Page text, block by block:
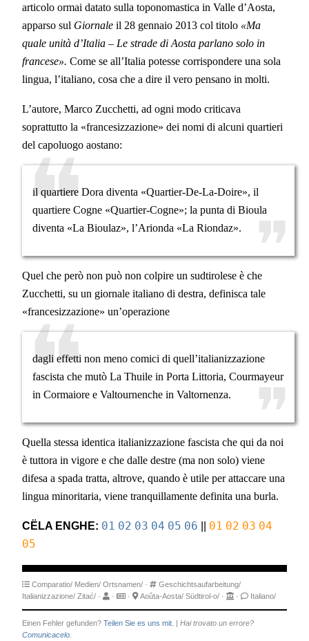
articolo ormai datato sulla toponomastica in Valle d’Aosta,
apparso sul Giornale il 28 gennaio 2013 col titolo «Ma
quale unità d’Italia – Le strade di Aosta parlano solo in
francese». Come se all’Italia potesse corrispondere una sola
lingua, l’italiano, cosa che a dire il vero pensano in molti.
L’autore, Marco Zucchetti, ad ogni modo criticava
soprattutto la «francesizzazione» dei nomi di alcuni quartieri
del capoluogo aostano:
il quartiere Dora diventa «Quartier-De-La-Doire», il
quartiere Cogne «Quartier-Cogne»; la punta di Bioula
diventa «La Bioulaz», l’Arionda «La Riondaz».
Quel che però non può non colpire un sudtirolese è che
Zucchetti, su un giornale italiano di destra, definisca tale
«francesizzazione» un’operazione
dagli effetti non meno comici di quell’italianizzazione
fascista che mutò La Thuile in Porta Littoria, Courmayeur
in Cormaiore e Valtournenche in Valtornenza.
Quella stessa identica italianizzazione fascista che qui da noi
è tuttora in vigore e che dalle destre (ma non solo) viene
difesa a spada tratta, altrove, quando è utile per attaccare una
lingua minoritaria, viene tranquillamente definita una burla.
CËLA ENGHE: 01 02 03 04 05 06 || 01 02 03 04
05
Comparatio/ Medien/ Ortsnamen/ ·
Geschichtsaufarbeitung/
Italianizzazione/ Zitać/ · · · Aoûta-Aosta/ Südtirol-o/ · · Italiano/
Einen Fehler gefunden? Teilen Sie es uns mit. | Hai trovato un errore?
Comunicacelo.